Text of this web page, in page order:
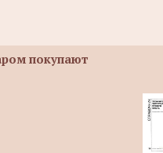
покупают